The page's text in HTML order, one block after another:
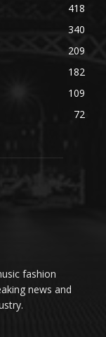
418
340
209
182
109
72
fashion
news and